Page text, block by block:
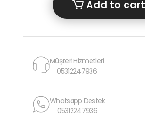
Add to cart
Müşteri Hizmetleri
05312247936
Whatsapp Destek
05312247936